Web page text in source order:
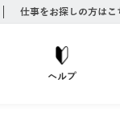
仕事をお探しの方はこ
ヘルプ